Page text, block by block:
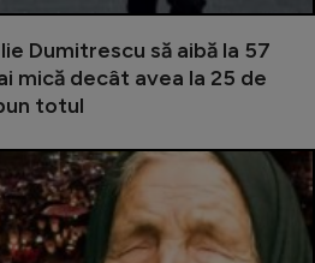
Dumitrescu să aibă la 57
mică decât avea la 25 de
totul